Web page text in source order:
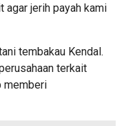
agar jerih payah kami
tembakau Kendal.
terkait
memberi